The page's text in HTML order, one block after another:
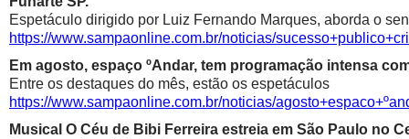
Espetáculo dirigido por Luiz Fernando Marques, aborda o
https://www.sampaonline.com.br/noticias/
Em agosto, espaço ºAndar, tem programação intensa
Entre os destaques do mês, estão os espetáculos
https://www.sampaonline.com.br/noticias/
Musical O Céu de Bibi Ferreira estreia em São Paulo no